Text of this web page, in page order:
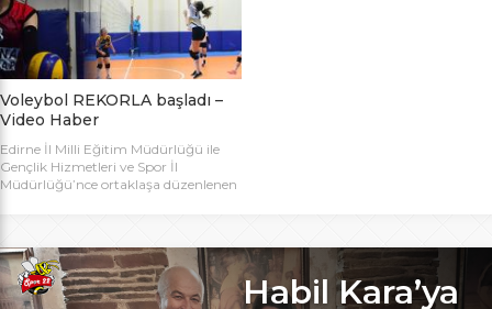
Pehlivan Sporcu Eğitim Merkezi
Toplantı Salonu’nda yapıldı.
Toplantıya Voleybol hakemi ve
antrenörü Engin Toroslu, Ayhan […]
Voleybol REKORLA başladı –
Video Haber
Edirne İl Milli Eğitim Müdürlüğü ile
Gençlik Hizmetleri ve Spor İl
Müdürlüğü’nce ortaklaşa düzenlenen
rekoru kırıldı. REKOR KATILIMA
REKORLU AÇILIŞ Edirne Okullar
Arası Genç Kızlar A Kategorisi
Habil Kara’ya